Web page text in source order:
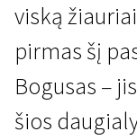
viską
pirmas šį
Bogusas –
šios